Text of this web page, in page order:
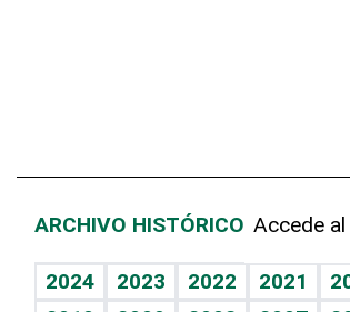
ARCHIVO HISTÓRICO Accede
2024 2023 2022 2021